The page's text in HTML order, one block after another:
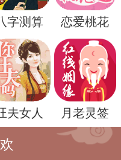
般柔和而富有滋
飞，理想则是孩
字测算 恋爱桃花
夫女人 月老灵签